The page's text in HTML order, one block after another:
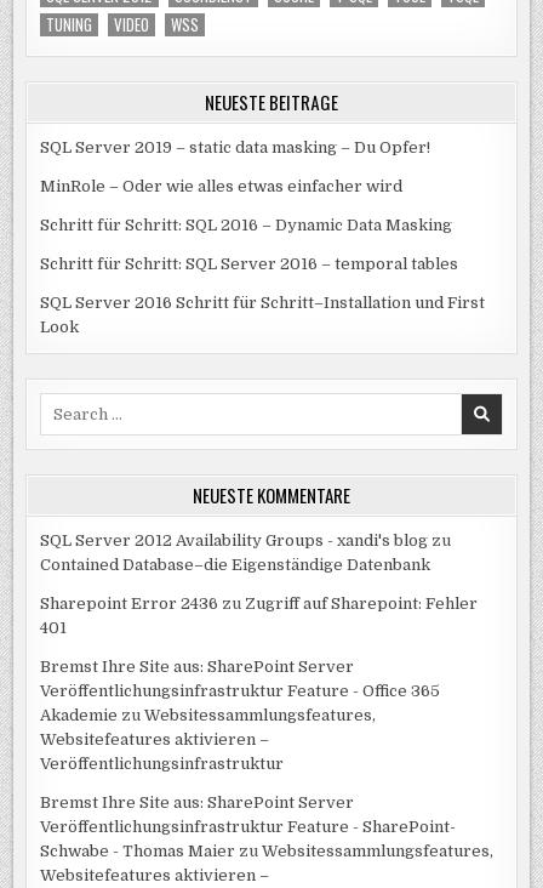
TUNING
VIDEO WSS
NEUESTE BEITRÄGE
SQL Server 2019 – static data masking – Du Opfer!
MinRole – Oder wie alles etwas einfacher wird
Schritt für Schritt: SQL 2016 – Dynamic Data Masking
Schritt für Schritt: SQL Server 2016 – temporal tables
SQL Server 2016 Schritt für Schritt–Installation und First
Look
NEUESTE KOMMENTARE
SQL Server 2012 Availability Groups - xandi's blog zu
Contained Database–die Eigenständige Datenbank
Sharepoint Error 2436 zu Zugriff auf Sharepoint: Fehler
401
Bremst Ihre Site aus: SharePoint Server
Veröffentlichungsinfrastruktur Feature - Office 365
Akademie zuWebsitessammlungsfeatures,
Websitefeatures aktivieren –
Veröffentlichungsinfrastruktur
Bremst Ihre Site aus: SharePoint Server
Veröffentlichungsinfrastruktur Feature - SharePoint-
Schwabe - Thomas Maier zuWebsitessammlungsfeatures,
Websitefeatures aktivieren –